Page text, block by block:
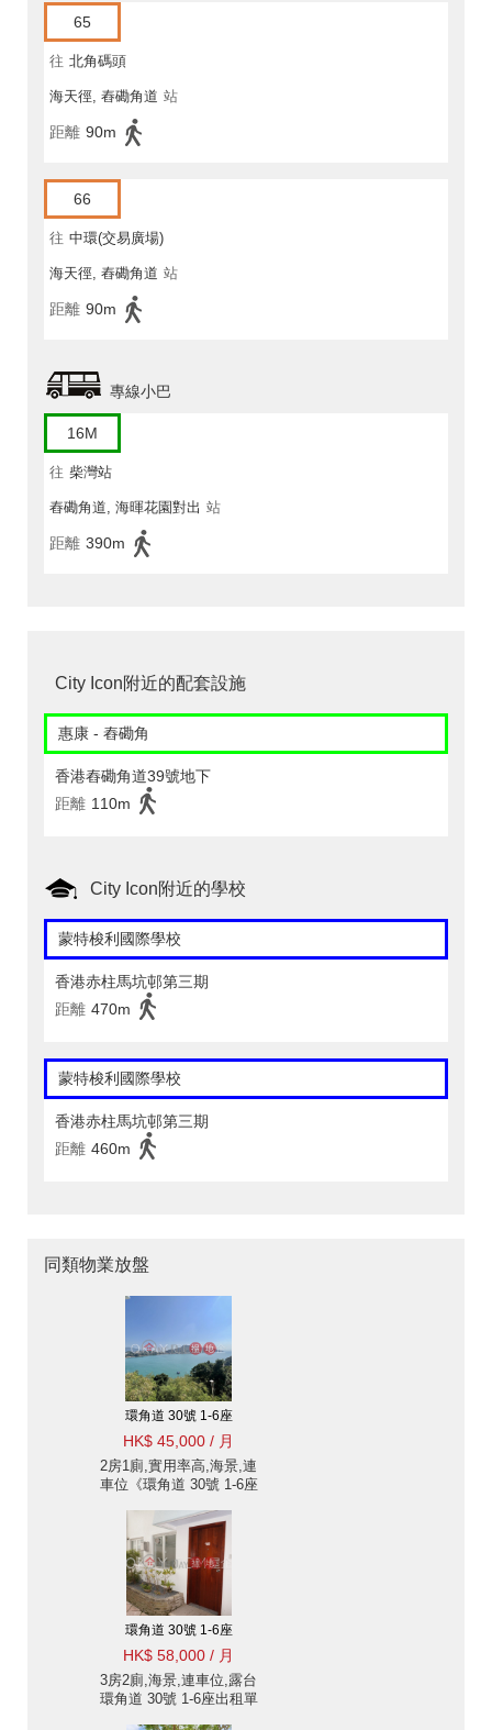
65
往 北角碼頭
海天徑, 舂磡角道 站
距離 90m
66
往 中環(交易廣場)
海天徑, 舂磡角道 站
距離 90m
專線小巴
16M
往 柴灣站
舂磡角道, 海暉花園對出 站
距離 390m
City Icon附近的配套設施
惠康 - 舂磡角
香港舂磡角道39號地下
距離 110m
City Icon附近的學校
蒙特梭利國際學校
香港赤柱馬坑邨第三期
距離 470m
蒙特梭利國際學校
香港赤柱馬坑邨第三期
距離 460m
同類物業放盤
環角道 30號 1-6座
HK$ 45,000 / 月
2房1廁,實用率高,海景,連
車位《環角道 30號 1-6座
環角道 30號 1-6座
HK$ 58,000 / 月
3房2廁,海景,連車位,露台
環角道 30號 1-6座出租單